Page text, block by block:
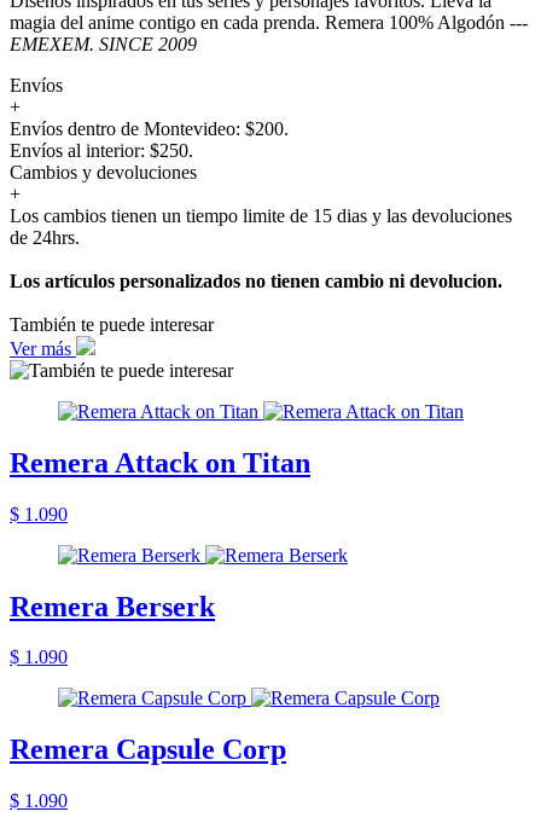
magia del anime contigo en cada prenda. Remera 100% Algodón ---
EMEXEM. SINCE 2009
Envíos
+
Envíos dentro de Montevideo: $200.
Envíos al interior: $250.
Cambios y devoluciones
+
Los cambios tienen un tiempo limite de 15 dias y las devoluciones
de 24hrs.
Los artículos personalizados no tienen cambio ni devolucion.
También te puede interesar
Ver más
Remera Attack on Titan
$ 1.090
Remera Berserk
$ 1.090
Remera Capsule Corp
$ 1.090